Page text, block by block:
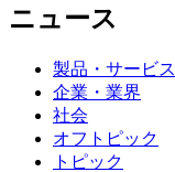
ニュース
製品・サービス
企業・業界
社会
オフトピック
トピック